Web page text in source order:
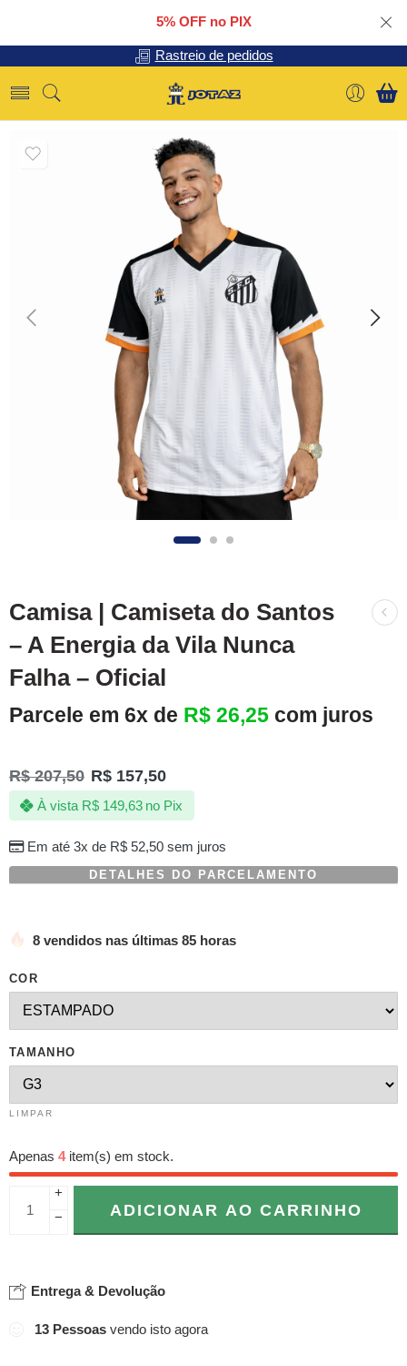
5% OFF no PIX
Rastreio de pedidos
Camisa | Camiseta do Santos
– A Energia da Vila Nunca
Falha – Oficial
Parcele em 6x de R$ 26,25 com juros
R$207,50 R$ 157,50
Em até 3x de R$52,50sem juros
À vista R$149,63 no Pix
DETALHES DO PARCELAMENTO
8 vendidos nas últimas 85 horas
COR
TAMANHO
LIMPAR
Apenas 4item(s) em stock.
+
−
ADICIONAR AO CARRINHO
Entrega & Devolução
13 Pessoas vendo isto agora